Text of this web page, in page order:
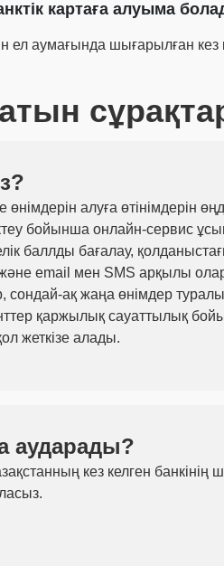
картаға алуыма
ел аумағында шығарылған кез
өнімдерін алуға өтінімдерін
бойынша онлайн-сервис
баллды бағалау,
email мен SMS арқылы
ақ жаңа өнімдер туралы
қаржылық сауаттылық
жеткізе алады.
аударады?
кез келген